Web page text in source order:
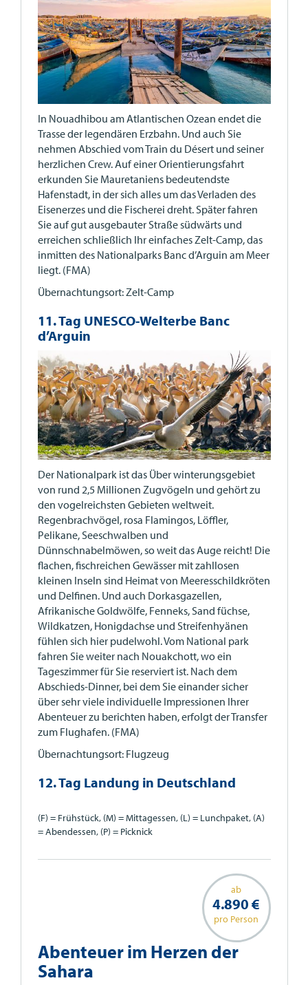
In Nouadhibou am Atlantischen Ozean endet die
Trasse der legendären Erzbahn. Und auch Sie
nehmen Abschied vom Train du Désert und seiner
herzlichen Crew. Auf einer Orientierungsfahrt
erkunden Sie Mauretaniens bedeutendste
Hafenstadt, in der sich alles um das Verladen des
Eisenerzes und die Fischerei dreht. Später fahren
Sie auf gut ausgebauter Straße südwärts und
erreichen schließlich Ihr einfaches Zelt-Camp, das
inmitten des Nationalparks Banc d’Arguin am Meer
liegt. (FMA)
Übernachtungsort: Zelt-Camp
11. Tag UNESCO-Welterbe Banc
d’Arguin
Der Nationalpark ist das Über winterungsgebiet
von rund 2,5 Millionen Zugvögeln und gehört zu
den vogelreichsten Gebieten weltweit.
Regenbrachvögel, rosa Flamingos, Löffler,
Pelikane, Seeschwalben und
Dünnschnabelmöwen, so weit das Auge reicht! Die
flachen, fischreichen Gewässer mit zahllosen
kleinen Inseln sind Heimat von Meeresschildkröten
und Delfinen. Und auch Dorkasgazellen,
Afrikanische Goldwölfe, Fenneks, Sand füchse,
Wildkatzen, Honigdachse und Streifenhyänen
fühlen sich hier pudelwohl. Vom National park
fahren Sie weiter nach Nouakchott, wo ein
Tageszimmer für Sie reserviert ist. Nach dem
Abschieds-Dinner, bei dem Sie einander sicher
über sehr viele individuelle Impressionen Ihrer
Abenteuer zu berichten haben, erfolgt der Transfer
zum Flughafen. (FMA)
Übernachtungsort: Flugzeug
12. Tag Landung in Deutschland
(F) = Frühstück, (M) = Mittagessen, (L) = Lunchpaket, (A)
= Abendessen, (P) = Picknick
ab
4.890 €
pro Person
Abenteuer im Herzen der
Sahara